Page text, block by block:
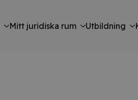
Mitt juridiska rum Utbildning